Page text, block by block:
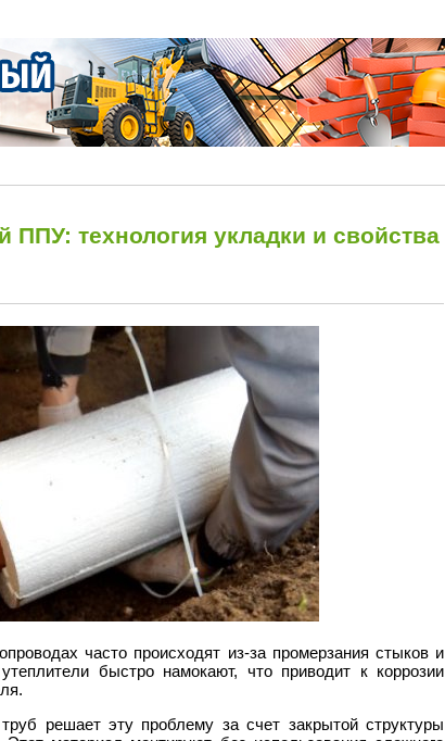
ППУ: технология укладки и свойства
часто происходят из-за промерзания стыков и
быстро намокают, что приводит к коррозии
решает эту проблему за счет закрытой структуры